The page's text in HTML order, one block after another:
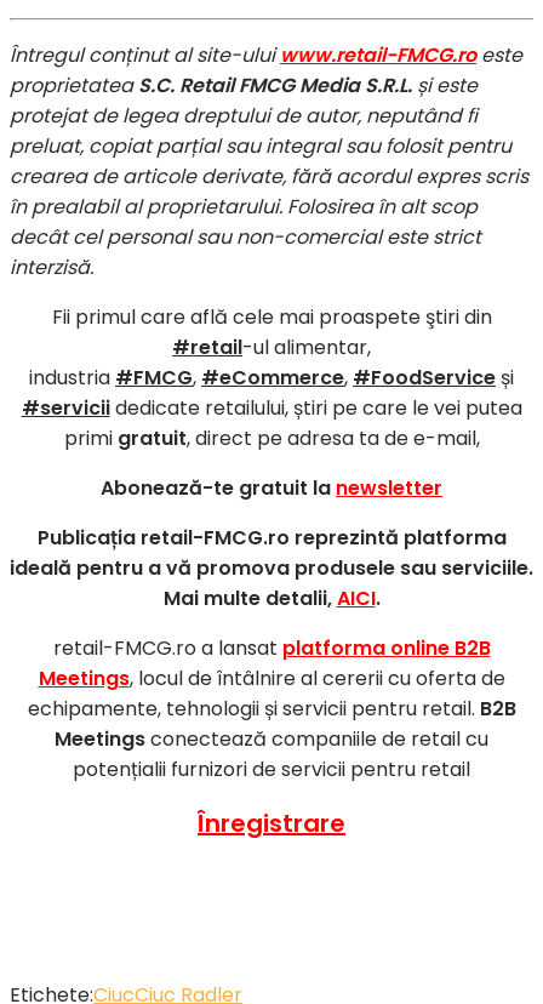
Întregul conținut al site-uluiwww.retail-FMCG.roeste
proprietateaS.C. Retail FMCG Media S.R.L. și este
protejat de legea dreptului de autor, neputând fi
preluat, copiat parțial sau integral sau folosit pentru
crearea de articole derivate, fără acordul expres scris
în prealabil al proprietarului. Folosirea în alt scop
decât cel personal sau non-comercial este strict
interzisă.
Fii primul care află cele mai proaspete ştiri din
#retail-ul alimentar,
industria #FMCG, #eCommerce, #FoodServiceși
#serviciidedicate retailului, știri pe care le vei putea
primi gratuit, direct pe adresa ta de e-mail,
Abonează-te gratuit la newsletter
Publicația retail-FMCG.ro reprezintă platforma
ideală pentru a vă promova produsele sau serviciile.
Mai multe detalii,AICI.
retail-FMCG.ro a lansat platforma online B2B
Meetings, locul de întâlnire al cererii cu oferta de
echipamente, tehnologii și servicii pentru retail. B2B
Meetingsconectează companiile de retail cu
potențialii furnizori de servicii pentru retail
Înregistrare
Etichete:CiucCiuc Radler